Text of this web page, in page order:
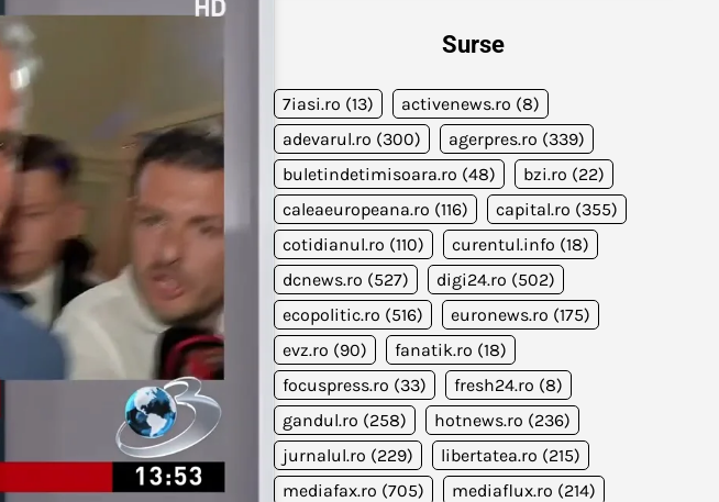
Surse
7iasi.ro (13) activenews.ro (8)
adevarul.ro (300) agerpres.ro (339)
buletindetimisoara.ro (48) bzi.ro (22)
caleaeuropeana.ro (116) capital.ro (355)
cotidianul.ro (110) curentul.info (18)
dcnews.ro (527) digi24.ro (502)
ecopolitic.ro (516) euronews.ro (175)
evz.ro (90) fanatik.ro (18)
focuspress.ro (33) fresh24.ro (8)
gandul.ro (258) hotnews.ro (236)
jurnalul.ro (229) libertatea.ro (215)
mediafax.ro (705) mediaflux.ro (214)